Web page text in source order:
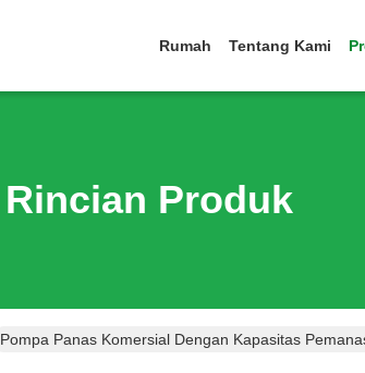
Rumah Tentang Kami
Rincian Produk
Pompa Panas Komersial Dengan Kapasitas